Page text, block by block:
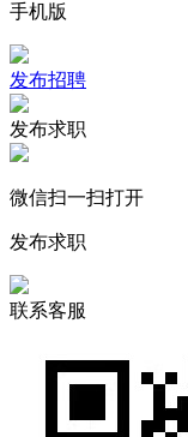
手机版
发布招聘
发布求职
微信扫一扫打开
发布求职
联系客服